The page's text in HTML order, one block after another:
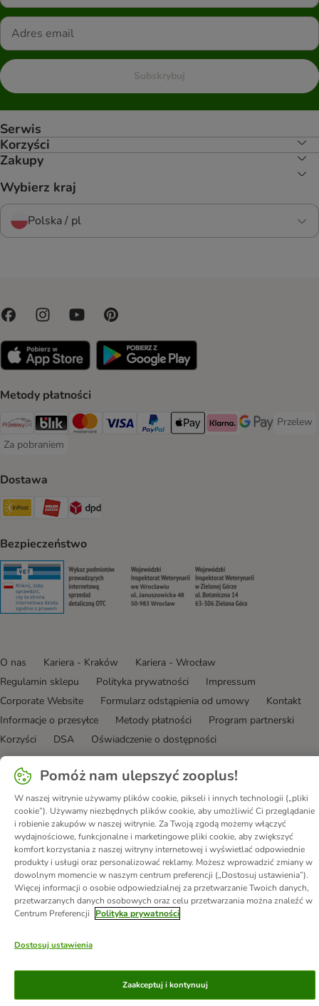
Subskrybuj
Serwis
Korzyści
Zakupy
Wybierz kraj
Polska / pl
Metody płatności
Przelewy24 Payment Method
Blik Payment Method
MasterCard Payment Method
Visa Payment Method
PayPal Payment Method
Apple Pay Payment Method
Klarna Payment Method
Google Pay
Przelew
Przelew
Za pobraniem
Za pobraniem Payment Method
Dostawa
Paczkomat® Shipping Method
ORLEN Paczka Shipping Method
Bezpieczeństwo
Security Security Security
O nas Kariera - Kraków
Kariera - Wrocław
Regulamin sklepu
Polityka prywatności
Impressum
Corporate Website
Formularz odstąpienia od umowy
Kontakt
Informacje o przesyłce
Metody płatności
Program partnerski
Korzyści
DSA Oświadczenie o dostępności
© zooplus SEPomóż nam ulepszyć zooplus!
W naszej witrynie używamy plików cookie, pikseli i innych technologii („pliki
cookie”). Używamy niezbędnych plików cookie, aby umożliwić Ci przeglądanie
i robienie zakupów w naszej witrynie. Za Twoją zgodą możemy włączyć
wydajnościowe, funkcjonalne i marketingowe pliki cookie, aby zwiększyć
komfort korzystania z naszej witryny internetowej i wyświetlać odpowiednie
produkty i usługi oraz personalizować reklamy. Możesz wprowadzić zmiany w
dowolnym momencie w naszym centrum preferencji („Dostosuj ustawienia”).
Więcej informacji o osobie odpowiedzialnej za przetwarzanie Twoich danych,
przetwarzanych danych osobowych oraz celu przetwarzania można znaleźć w
Centrum Preferencji
Polityka prywatności
Dostosuj ustawienia
Zaakceptuj i kontynuuj